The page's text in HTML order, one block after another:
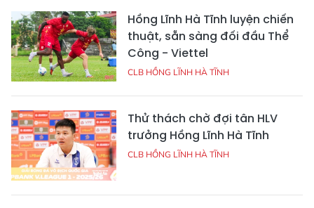
Hồng Lĩnh Hà Tĩnh luyện chiến
thuật, sẵn sàng đối đầu Thể
Công - Viettel
CLB HỒNG LĨNH HÀ TĨNH
Thử thách chờ đợi tân HLV
trưởng Hồng Lĩnh Hà Tĩnh
CLB HỒNG LĨNH HÀ TĨNH